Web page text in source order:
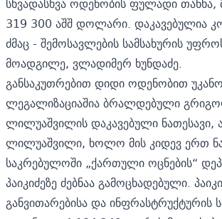
319 300 აშშ დოლარი. დაკავებულია
ძმაც - შემოსავლების სამსახურის
მოადგილე, ვლადიმერ ხუნდაძე.
განსაკუთრებით დიდი ოდენობით
ლეგალიზაციაშია ბრალდებული
ლილუაშვილის დაკავებული ნათესავი,
ლილუაშვილი, ხოლო მის კიდევ ერთ
საკრებულოში „ქართული ოცნების“
პაიკიძეზეძებნაა გამოცხადებული.
განვითარებისა და ინფრასტრუქტურის